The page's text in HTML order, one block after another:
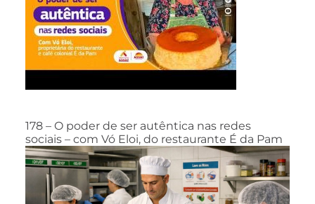
178 – O poder de ser autêntica nas redes
sociais – com Vó Eloi, do restaurante É da Pam